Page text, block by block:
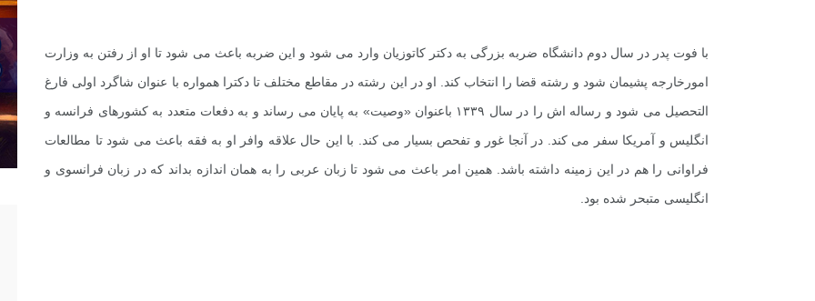
با فوت پدر در سال دوم دانشگاه ضربه بزرگى به دکتر کاتوزیان وارد مى شود و این ضربه باعث مى شود تا او از رفتن به وزارت
امورخارجه پشیمان شود و رشته قضا را انتخاب کند. او در این رشته در مقاطع مختلف تا دکترا همواره با عنوان شاگرد اولى فارغ
التحصیل مى شود و رساله اش را در سال ۱۳۳۹ باعنوان «وصیت» به پایان مى رساند و به دفعات متعدد به کشورهاى فرانسه و
انگلیس و آمریکا سفر مى کند. در آنجا غور و تفحص بسیار مى کند. با این حال علاقه وافر او به فقه باعث مى شود تا مطالعات
فراوانى را هم در این زمینه داشته باشد. همین امر باعث مى شود تا زبان عربى را به همان اندازه بداند که در زبان فرانسوى و
انگلیسى متبحر شده بود.